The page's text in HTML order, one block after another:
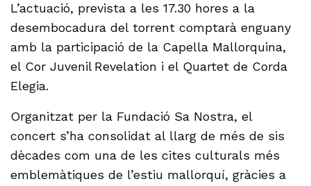
L’actuació, prevista a les 17.30 hores a la
desembocadura del torrent comptarà enguany
amb la participació de la Capella Mallorquina,
el Cor Juvenil Revelation i el Quartet de Corda
Elegia.
Organitzat per la Fundació Sa Nostra, el
concert s’ha consolidat al llarg de més de sis
dècades com una de les cites culturals més
emblemàtiques de l’estiu mallorquí, gràcies a